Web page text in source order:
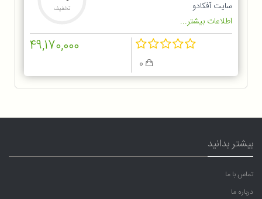
سایت آفکادو
اطلاعات بیشتر...
تخفیف
49,170,000
بیشتر بدانید
تماس با ما
درباره ما